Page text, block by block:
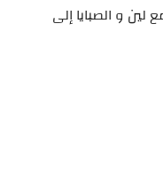
و الصبايا إلى